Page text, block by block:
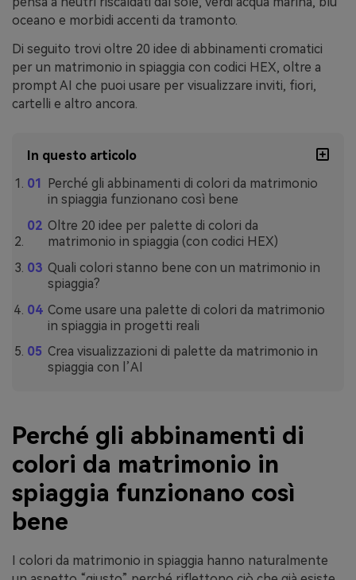
oceano e morbidi accenti da tramonto.
Di seguito trovi oltre 20 idee di abbinamenti cromatici
per un matrimonio in spiaggia con codici HEX, oltre a
prompt AI che puoi usare per visualizzare inviti, fiori,
cartelli e altro ancora.
In questo articolo
Perché gli abbinamenti di colori da matrimonio
in spiaggia funzionano così bene
Oltre 20 idee per palette di colori da
matrimonio in spiaggia (con codici HEX)
Quali colori stanno bene con un matrimonio in
spiaggia?
Come usare una palette di colori da matrimonio
in spiaggia in progetti reali
Crea visualizzazioni di palette da matrimonio in
spiaggia con l’AI
Perché gli abbinamenti di
colori da matrimonio in
spiaggia funzionano così
bene
I colori da matrimonio in spiaggia hanno naturalmente